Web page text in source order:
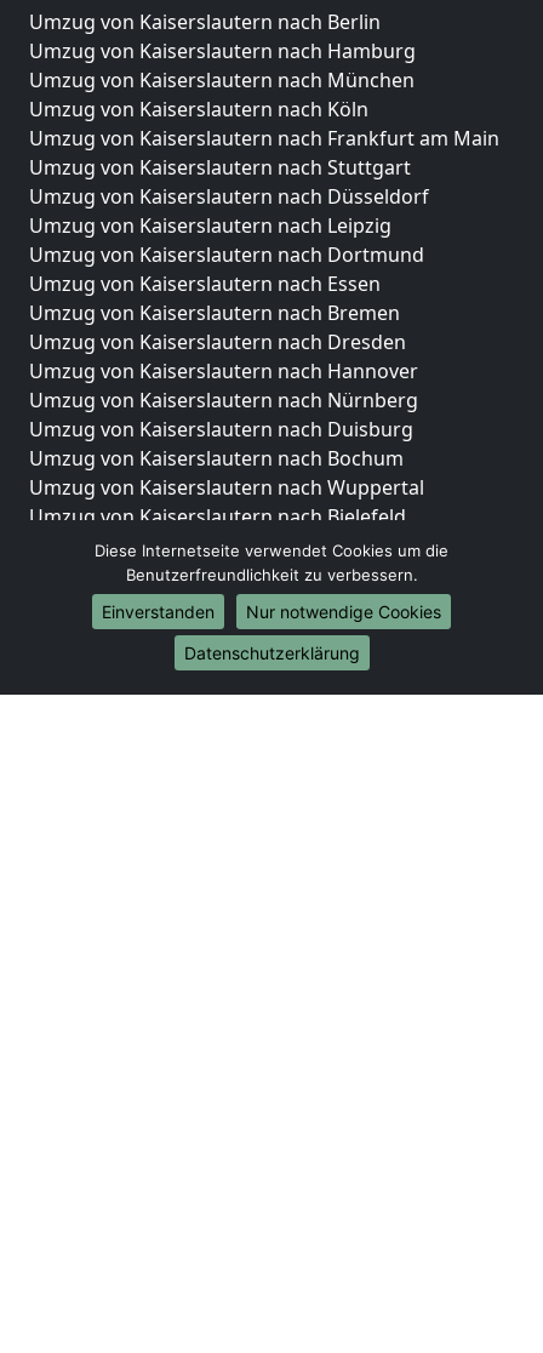
Umzug von Kaiserslautern nach Berlin
Umzug von Kaiserslautern nach Hamburg
Umzug von Kaiserslautern nach München
Umzug von Kaiserslautern nach Köln
Umzug von Kaiserslautern nach Frankfurt am Main
Umzug von Kaiserslautern nach Stuttgart
Umzug von Kaiserslautern nach Düsseldorf
Umzug von Kaiserslautern nach Leipzig
Umzug von Kaiserslautern nach Dortmund
Umzug von Kaiserslautern nach Essen
Umzug von Kaiserslautern nach Bremen
Umzug von Kaiserslautern nach Dresden
Umzug von Kaiserslautern nach Hannover
Umzug von Kaiserslautern nach Nürnberg
Umzug von Kaiserslautern nach Duisburg
Umzug von Kaiserslautern nach Bochum
Umzug von Kaiserslautern nach Wuppertal
Umzug von Kaiserslautern nach Bielefeld
Umzug von Kaiserslautern nach Bonn
Umzug von Kaiserslautern nach Münster
Internationale-Umzüge
Umzug von Kaiserslautern nach Brasilien
Umzug von Kaiserslautern nach Brunei Darussalam
Diese Internetseite verwendet Cookies um die
Benutzerfreundlichkeit zu verbessern.
Einverstanden
Nur notwendige Cookies
Datenschutzerklärung